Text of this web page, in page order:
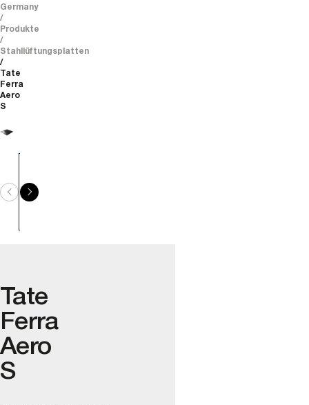
Germany
Produkte
Stahllüftungsplatten
Tate
Ferra
Aero
S
Tate
Ferra
Aero
S